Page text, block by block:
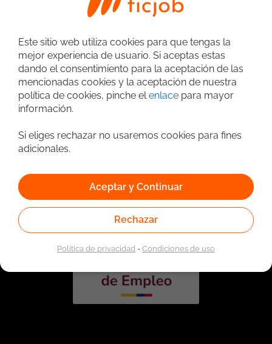
del Servicio Público de Empleo según Resolución No.
0026 del 17 de Enero de 2023,
Este sitio web utiliza cookies para que tengas la
mejor experiencia de usuario. Si aceptas estas
dando el consentimiento para la aceptación de las
mencionadas cookies y la aceptación de nuestra
política de cookies, pinche elenlace para mayor
información.
Si eliges rechazar no usaremos cookies para fines
adicionales.
Aceptar y Continuar
Rechazar
Política de privacidad-Condiciones de uso